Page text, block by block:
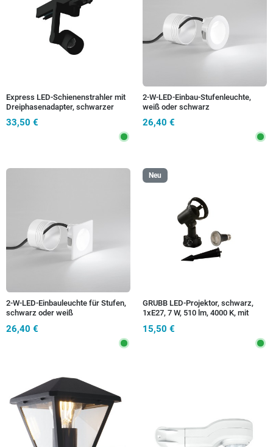
Express LED-Schienenstrahler mit
Dreiphasenadapter, schwarzer
33,50 €
2-W-LED-Einbau-Stufenleuchte,
weiß oder schwarz
26,40 €
2-W-LED-Einbauleuchte für Stufen,
schwarz oder weiß
26,40 €
Neu
GRUBB LED-Projektor, schwarz,
1xE27, 7 W, 510 lm, 4000 K, mit
15,50 €